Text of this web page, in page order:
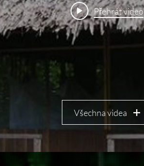
Přehrát video
Všechna videa